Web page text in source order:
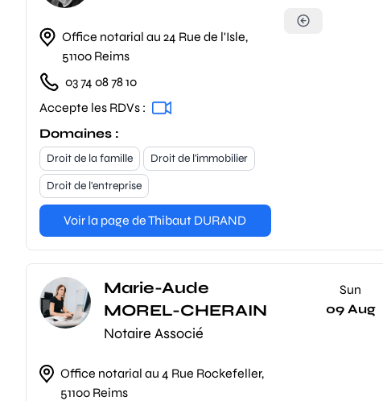
Office notarial au 24 Rue de l'Isle,
51100 Reims
03 74 08 78 10
Accepte les RDVs :
Domaines :
Droit de la famille
Droit de l'immobilier
Droit de l'entreprise
Voir la page de Thibaut DURAND
Marie-Aude
MOREL-CHERAIN
Notaire Associé
Office notarial au 4 Rue Rockefeller,
51100 Reims
Sun
09 Aug